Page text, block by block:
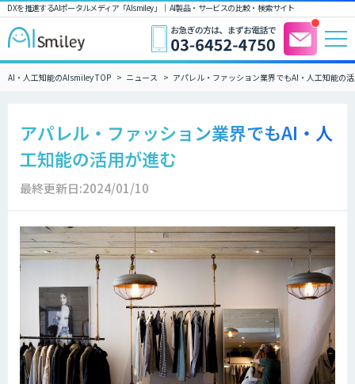
DXを推進するAIポータルメディア「AIsmiley」｜ AI製品・サービスの比較・検索サイト
AI・人工知能のAIsmiley TOP ニュース アパレル・ファッション業界でもAI・人工知能の
アパレル・ファッション業界でもAI・人
工知能の活用が進む
最終更新日:2024/01/10